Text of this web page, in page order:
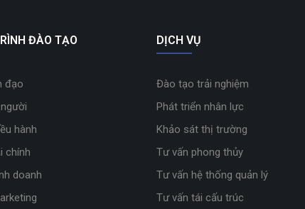
ĐÀO TẠO
đạo
hành
chính
doanh
DỊCH VỤ
Đào tạo trải nghiệm
Phát triển nhân lực
Khảo sát thị trường
Tư vấn phong thủy
Tư vấn hệ thống quản lý
Tư vấn tái cấu trúc